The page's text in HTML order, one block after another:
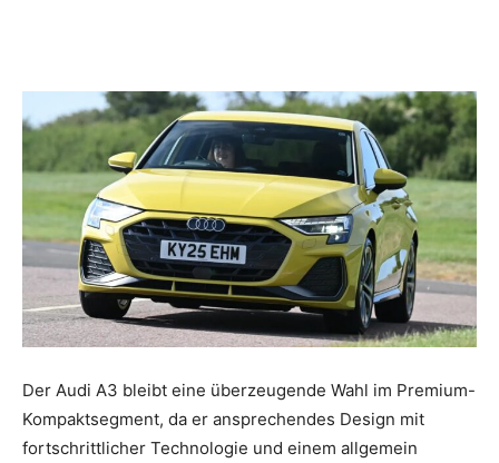
Der Audi A3 bleibt eine überzeugende Wahl im Premium-
Kompaktsegment, da er ansprechendes Design mit
fortschrittlicher Technologie und einem allgemein